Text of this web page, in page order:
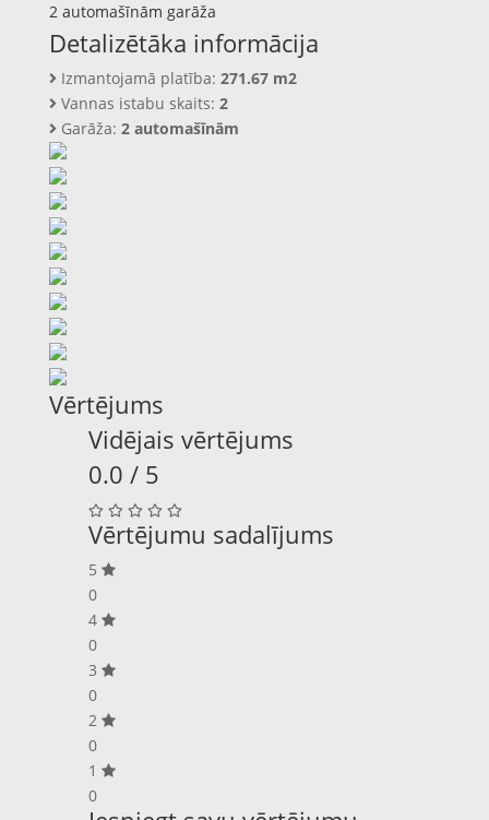
2 automašīnām garāža
Detalizētāka informācija
Izmantojamā platība: 271.67 m2
Vannas istabu skaits: 2
Garāža: 2 automašīnām
Vērtējums
Vidējais vērtējums
0.0 / 5
Vērtējumu sadalījums
5
0
4
0
3
0
2
0
1
0